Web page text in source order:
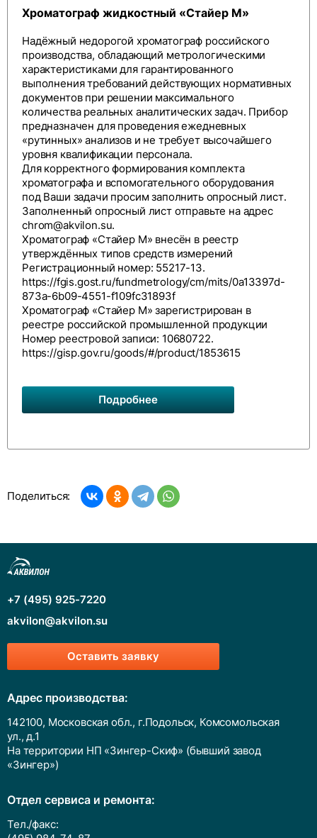
Хроматограф жидкостный «Стайер М»
Надёжный недорогой хроматограф российского
производства, обладающий метрологическими
характеристиками для гарантированного
выполнения требований действующих нормативных
документов при решении максимального
количества реальных аналитических задач. Прибор
предназначен для проведения ежедневных
«рутинных» анализов и не требует высочайшего
уровня квалификации персонала.
Для корректного формирования комплекта
хроматографа и вспомогательного оборудования
под Ваши задачи просим заполнить опросный лист.
Заполненный опросный лист отправьте на адрес
chrom@akvilon.su.
Хроматограф «Стайер М» внесён в реестр
утверждённых типов средств измерений
Регистрационный номер: 55217-13.
https://fgis.gost.ru/fundmetrology/cm/mits/0a13397d-
873a-6b09-4551-f109fc31893f
Хроматограф «Стайер М» зарегистрирован в
реестре российской промышленной продукции
Номер реестровой записи: 10680722.
https://gisp.gov.ru/goods/#/product/1853615
Подробнее
Поделиться:
Оставить заявку
+7 (495) 925-7220
akvilon@akvilon.su
Адрес производства:
142100, Московская обл., г.Подольск, Комсомольская
ул., д.1
На территории НП «Зингер-Скиф» (бывший завод
«Зингер»)
Отдел сервиса и ремонта:
Тел./факс: